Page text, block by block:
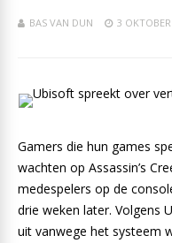
BAS VAN DUN 3
Gamers die hun games
wachten op Assassin’s
medespelers op de
drie weken later. Volgens
uit vanwege het systeem